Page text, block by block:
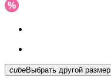
cubeВыбрать другой размер